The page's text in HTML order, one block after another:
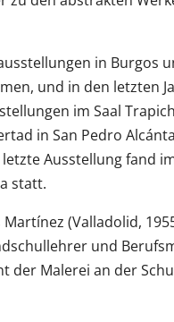
in Burgos
und in den letzten
im Saal
in San Pedro
Ausstellung fand
statt.
Martínez (Valladolid,
und
der Malerei an der